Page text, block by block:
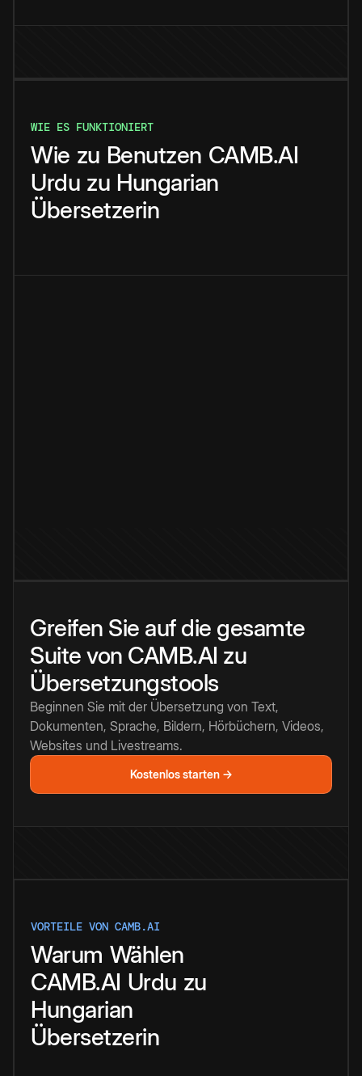
WIE ES FUNKTIONIERT
Wie zu Benutzen CAMB.AI
Urdu zu Hungarian
Übersetzerin
Greifen Sie auf die gesamte
Suite von CAMB.AI zu
Übersetzungstools
Beginnen Sie mit der Übersetzung von Text,
Dokumenten, Sprache, Bildern, Hörbüchern, Videos,
Websites und Livestreams.
Kostenlos starten →
VORTEILE VON CAMB.AI
Warum Wählen
CAMB.AI Urdu zu
Hungarian
Übersetzerin